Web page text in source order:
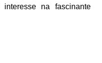
na fascinante